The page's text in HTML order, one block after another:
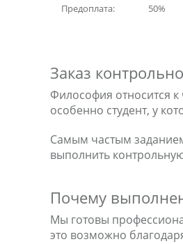
Предоплата:
50%
Заказ
Философия относится
особенно студент, у
Самым частым
выполнить
Почему
Мы готовы
это возможно